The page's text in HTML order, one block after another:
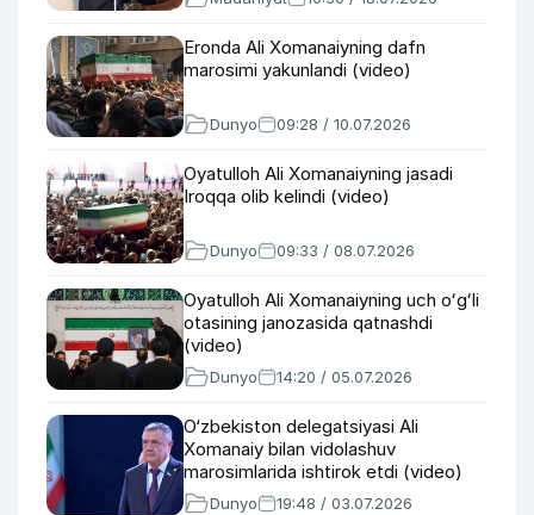
Eronda Ali Xomanaiyning dafn
marosimi yakunlandi (video)
Dunyo 09:28 / 10.07.2026
Oyatulloh Ali Xomanaiyning jasadi
Iroqqa olib kelindi (video)
Dunyo 09:33 / 08.07.2026
Oyatulloh Ali Xomanaiyning uch oʻgʻli
otasining janozasida qatnashdi
(video)
Dunyo 14:20 / 05.07.2026
O‘zbekiston delegatsiyasi Ali
Xomanaiy bilan vidolashuv
marosimlarida ishtirok etdi (video)
Dunyo 19:48 / 03.07.2026